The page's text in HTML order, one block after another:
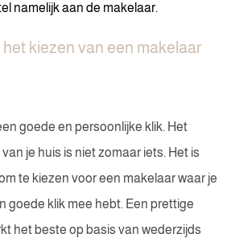
namelijk aan de makelaar.
het kiezen van een makelaar
goede en persoonlijke klik. Het
je huis is niet zomaar iets. Het is
te kiezen voor een makelaar waar je
goede klik mee hebt. Een prettige
het beste op basis van wederzijds